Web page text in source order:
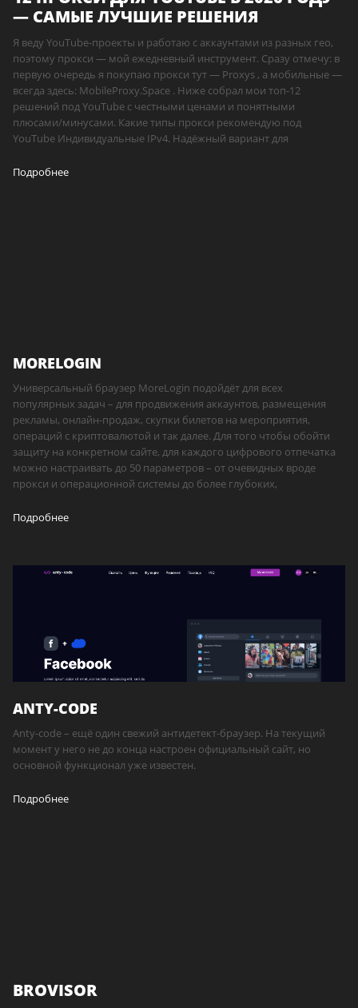
— САМЫЕ ЛУЧШИЕ РЕШЕНИЯ
Я веду YouTube-проекты и работаю с аккаунтами из разных гео,
поэтому прокси — мой ежедневный инструмент. Сразу отмечу: в
первую очередь я покупаю прокси тут — Proxys , а мобильные —
всегда здесь: MobileProxy.Space . Ниже собрал мои топ-12
решений под YouTube с честными ценами и понятными
плюсами/минусами. Какие типы прокси рекомендую под
YouTube Индивидуальные IPv4. Надёжный вариант для
Подробнее
MORELOGIN
Универсальный браузер MoreLogin подойдёт для всех
популярных задач – для продвижения аккаунтов, размещения
рекламы, онлайн-продаж, скупки билетов на мероприятия,
операций с криптовалютой и так далее. Для того чтобы обойти
защиту на конкретном сайте, для каждого цифрового отпечатка
можно настраивать до 50 параметров – от очевидных вроде
прокси и операционной системы до более глубоких,
Подробнее
ANTY-CODE
Anty-code – ещё один свежий антидетект-браузер. На текущий
момент у него не до конца настроен официальный сайт, но
основной функционал уже известен.
Подробнее
BROVISOR